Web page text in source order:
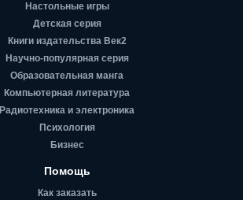
Настольные игры
Детская серия
Книги издательства Век2
Научно-популярная серия
Образовательная манга
Компьютерная литература
Радиотехника и электроника
Психология
Бизнес
Помощь
Как заказать